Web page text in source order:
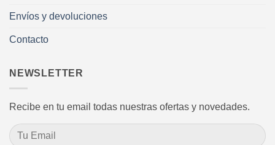
Envíos y devoluciones
Contacto
NEWSLETTER
Recibe en tu email todas nuestras ofertas y novedades.